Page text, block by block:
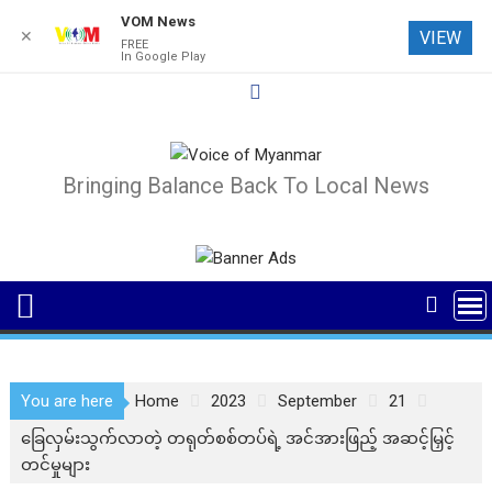
Bringing Balance Back To Local News
You are here Home 2023 September
21
ခြေလှမ်းသွက်လာတဲ့ တရုတ်စစ်တပ်ရဲ့ အင်အားဖြည့် အဆင့်မြှင့်
တင်မှုများ
✕
VOM News
FREE
In Google Play
VIEW